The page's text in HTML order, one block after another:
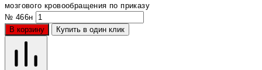
мозгового кровообращения по приказу
№ 466н
В корзину
Купить в один клик